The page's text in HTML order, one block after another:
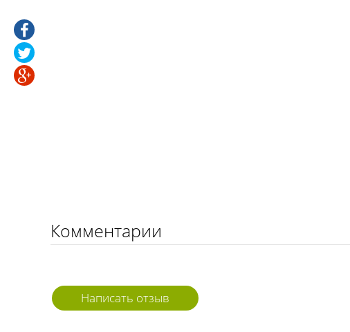
Комментарии
Написать отзыв